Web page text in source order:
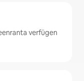
verfügen